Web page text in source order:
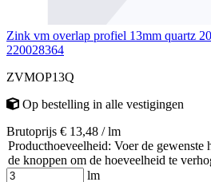
Zink vm overlap profiel 13mm quartz
220028364
ZVMOP13Q
Op bestelling in alle vestigingen
Brutoprijs € 13,48 / lm
Producthoeveelheid: Voer de
de knoppen om de hoeveelheid te
lm